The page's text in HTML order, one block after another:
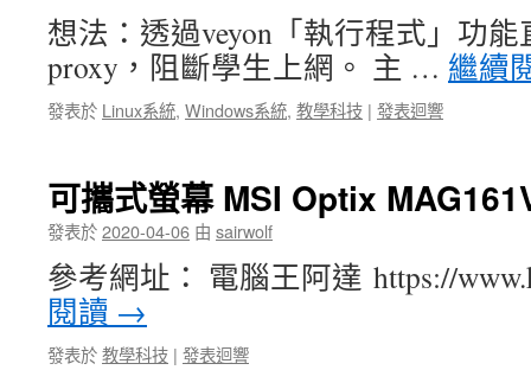
想法：透過veyon「執行程式」功
proxy，阻斷學生上網。 主 … 繼續
發表於 Linux系統, Windows系統, 教學科技 | 發表迴響
可攜式螢幕 MSI Optix
發表於2020-04-06 由 sairwolf
參考網址： 電腦王阿達 https://
閱讀 →
發表於教學科技 | 發表迴響